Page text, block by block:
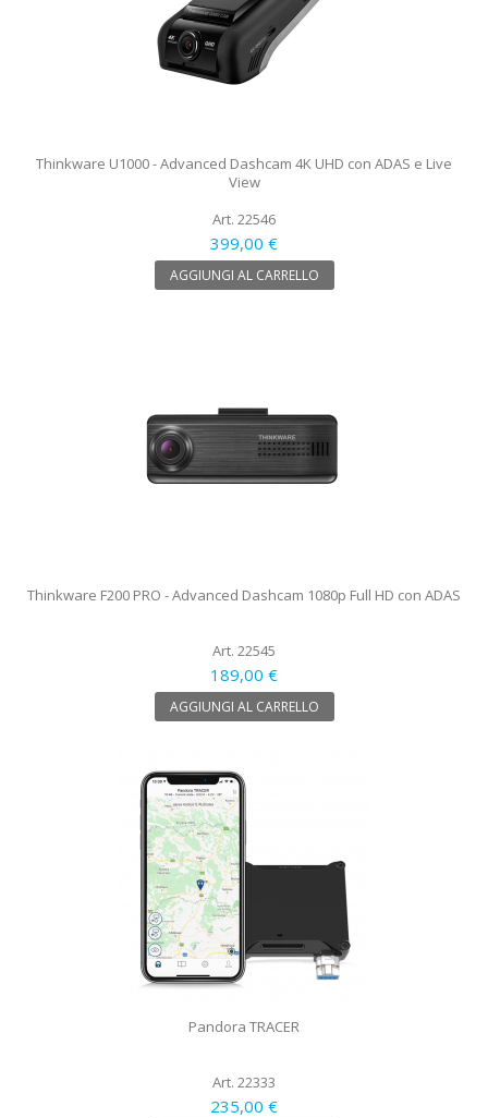
Thinkware U1000 - Advanced Dashcam 4K UHD con ADAS e Live
View
Art. 22546
399,00 €
AGGIUNGI AL CARRELLO
Thinkware F200 PRO - Advanced Dashcam 1080p Full HD con ADAS
Art. 22545
189,00 €
AGGIUNGI AL CARRELLO
Pandora TRACER
Art. 22333
235,00 €